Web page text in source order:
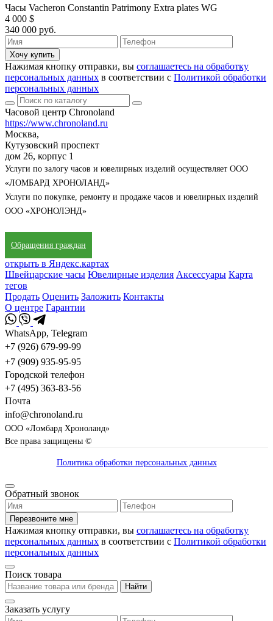
Часы Vacheron Constantin Patrimony Extra plates WG
4 000 $
340 000 руб.
Хочу купить
Нажимая кнопку отправки, вы соглашаетесь на обработку
персональных данных в соответствии с Политикой обработки
персональных данных
Часовой центр Chronoland
https://www.chronoland.ru
Москва,
Кутузовский проспект
дом 26, корпус 1
Услуги по залогу часов и ювелирных изделий осуществляет ООО
«ЛОМБАРД ХРОНОЛАНД»
Услуги по покупке, ремонту и продаже часов и ювелирных изделий
ООО «ХРОНОЛЭНД»
Обращения граждан
открыть в Яндекс.картах
Швейцарские часы Ювелирные изделия Аксессуары Карта
тегов
Продать Оценить Заложить Контакты
О центре Гарантии
WhatsApp, Telegram
+7 (926) 679-99-99
+7 (909) 935-95-95
Городской телефон
+7 (495) 363-83-56
Почта
info@chronoland.ru
ООО «Ломбард Хроноланд»
Все права защищены ©
Политика обработки персональных данных
Обратный звонок
Перезвоните мне
Нажимая кнопку отправки, вы соглашаетесь на обработку
персональных данных в соответствии с Политикой обработки
персональных данных
Поиск товара
Найти
Заказать услугу